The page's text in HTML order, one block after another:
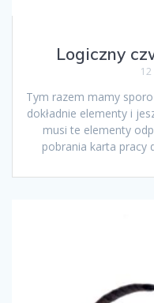
Logiczny
Tym razem mamy
dokładnie elementy i
musi te elementy
pobrania karta pracy